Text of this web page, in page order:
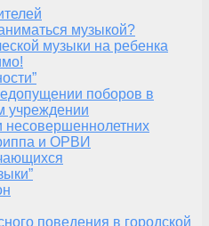
музыкой?
музыки на ребенка
поборов в
учреждении
несовершеннолетних
и ОРВИ
поведения в городской